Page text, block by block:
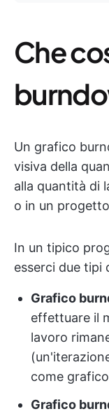
Che
Un grafico
visiva della
alla quantità di
o in un
In un tipico
esserci due tipi
Grafico
effettuare il
lavoro
come
Grafico